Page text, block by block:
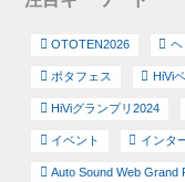
OTOTEN2026 ヘ
ポタフェス HiVi
HiViグランプリ2024
イベント インタ
Auto Sound Web Grand